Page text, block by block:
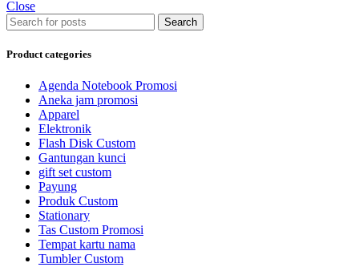
Close
Search
Product categories
Agenda Notebook Promosi
Aneka jam promosi
Apparel
Elektronik
Flash Disk Custom
Gantungan kunci
gift set custom
Payung
Produk Custom
Stationary
Tas Custom Promosi
Tempat kartu nama
Tumbler Custom